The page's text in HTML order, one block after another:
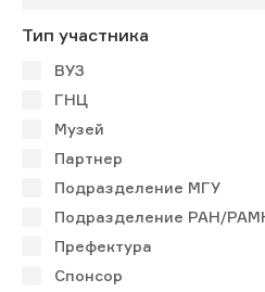
Тип участника
ВУЗ
ГНЦ
Музей
Партнер
Подразделение МГУ
Подразделение РАН/
Префектура
Спонсор